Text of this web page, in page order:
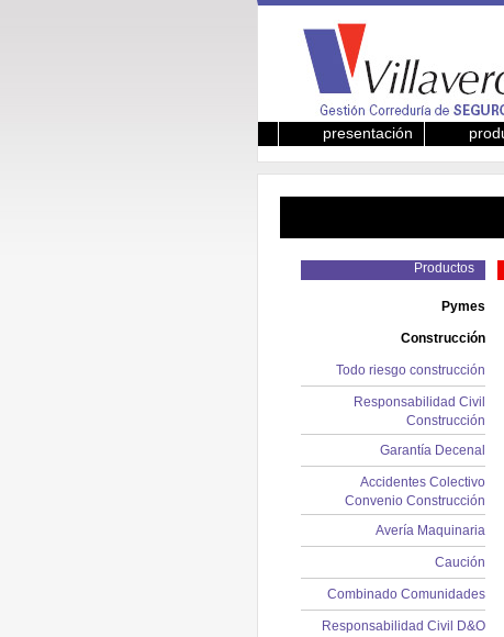
presentación
Productos
Pymes
Construcción
Todo riesgo construcción
Responsabilidad Civil
Construcción
Garantía Decenal
Accidentes Colectivo
Convenio Construcción
Avería Maquinaria
Caución
Combinado Comunidades
Responsabilidad Civil D&O